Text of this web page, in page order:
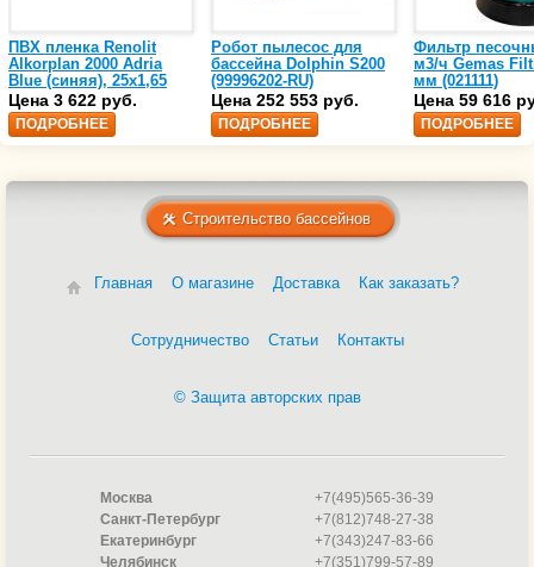
ПВХ пленка Renolit
Alkorplan 2000 Adria
Blue (синяя), 25х1,65
(35216203)
Цена 3 622 руб.
ПОДРОБНЕЕ
Робот пылесос для
бассейна Dolphin S200
(99996202-RU)
Цена 252 553 руб.
ПОДРОБНЕЕ
Фильтр
м3/ч Gemas
мм (021111)
Цена 59 616
ПОДРОБНЕЕ
Строительство бассейнов
Главная О магазине Доставка Как заказать?
Сотрудничество Статьи Контакты
© Защита авторских прав
Москва
+7(495)565-36-39
Санкт-Петербург
+7(812)748-27-38
Екатеринбург
+7(343)247-83-66
Челябинск
+7(351)799-57-89